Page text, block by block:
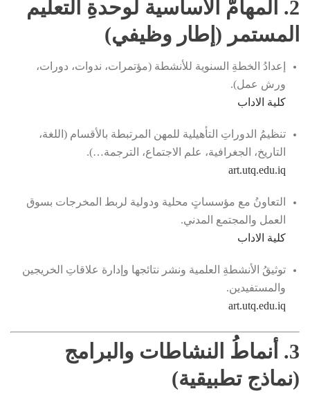
2. المهامّ الأساسية لوحدةِ التعليم
المستمر (إطار وظيفي)
إعدادُ الخطةِ السنوية للأنشطة (مؤتمرات، ندوات، دورات،
ورش عمل).
كلية الاداب
تنظيمُ الدوراتِ التأهيلية للمهن المرتبطة بالأقسام (اللغة،
التاريخ، الجغرافية، علم الاجتماع، الترجمة…).
art.utq.edu.iq
التعاونُ مع مؤسساتٍ محلية ودولية لربط المخرجات بسوق
العمل والمجتمع المدني.
كلية الاداب
توثيقُ الأنشطةِ العلمية ونشر نتائجها وإدارة علاقاتِ الخريجين
والمستفيدين.
art.utq.edu.iq
3. أنماطُ النشاطات والبرامج
(نماذج تطبيقية)